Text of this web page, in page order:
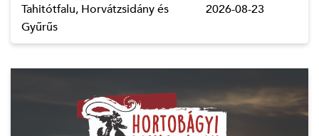
Tahitótfalu, Horvátzsidány és
Gyűrűs
2026-08-23